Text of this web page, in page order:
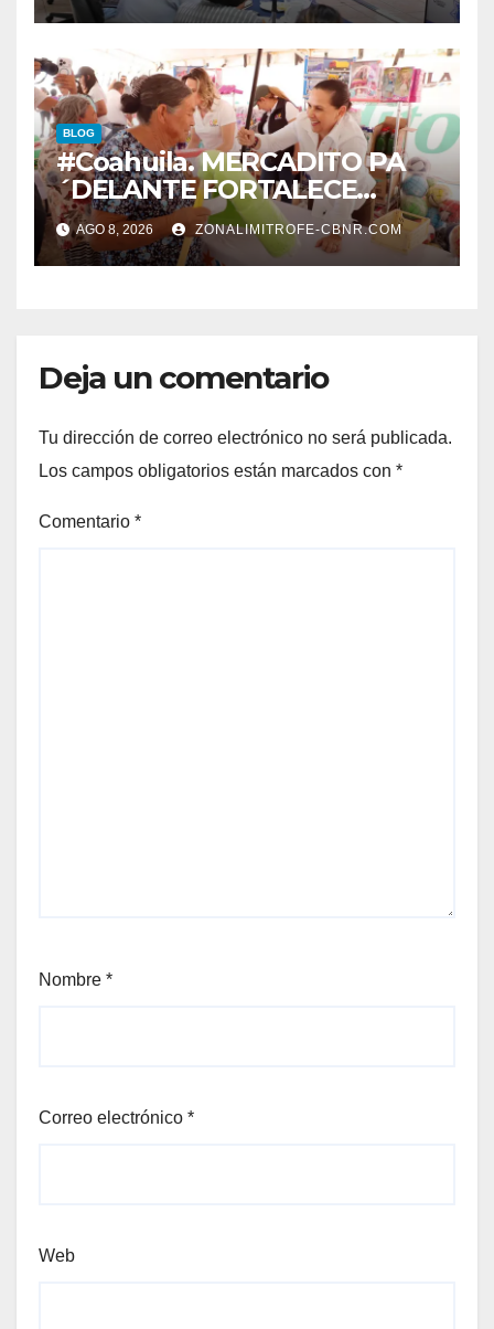
BLOG
#Coahuila. MERCADITO PA
´DELANTE FORTALECE
CUIDADO DEL MEDIO
AMBIENTE Y LA ECONOMÍA
DE MÁS DE 6 MIL 500
AGO 8, 2026 ZONALIMITROFE-CBNR.COM
Deja un comentario
Tu dirección de correo electrónico no será publicada.
Los campos obligatorios están marcados con *
Comentario *
Nombre *
Correo electrónico *
Web